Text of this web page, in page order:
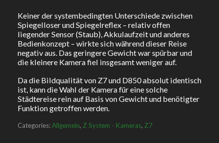
Keiner der systembedingten Unterschiede zwischen
Spiegelloser und Spiegelreflex – relativ offen
liegender Sensor (Staub), Akkulaufzeit und anderes
Bedienkonzept – wirkte sich während dieser Reise
negativ aus. Das geringere Gewicht war spürbar und
die kleinere Kamera fiel insgesamt weniger auf.
Da die Bildqualität von Z7 und D850 absolut identisch
ist, kann die Wahl der Kamera für eine solche
Städtereise rein auf Basis von Gewicht und benötigter
Funktion getroffen werden.
Categories:Allgemein, Z System - Kameras, Z7